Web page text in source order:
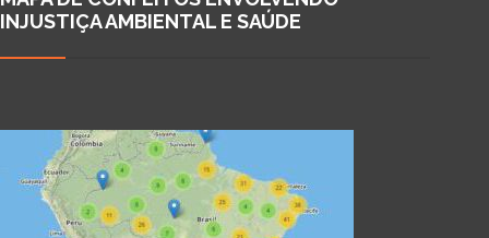
INJUSTIÇA AMBIENTAL E SAÚDE